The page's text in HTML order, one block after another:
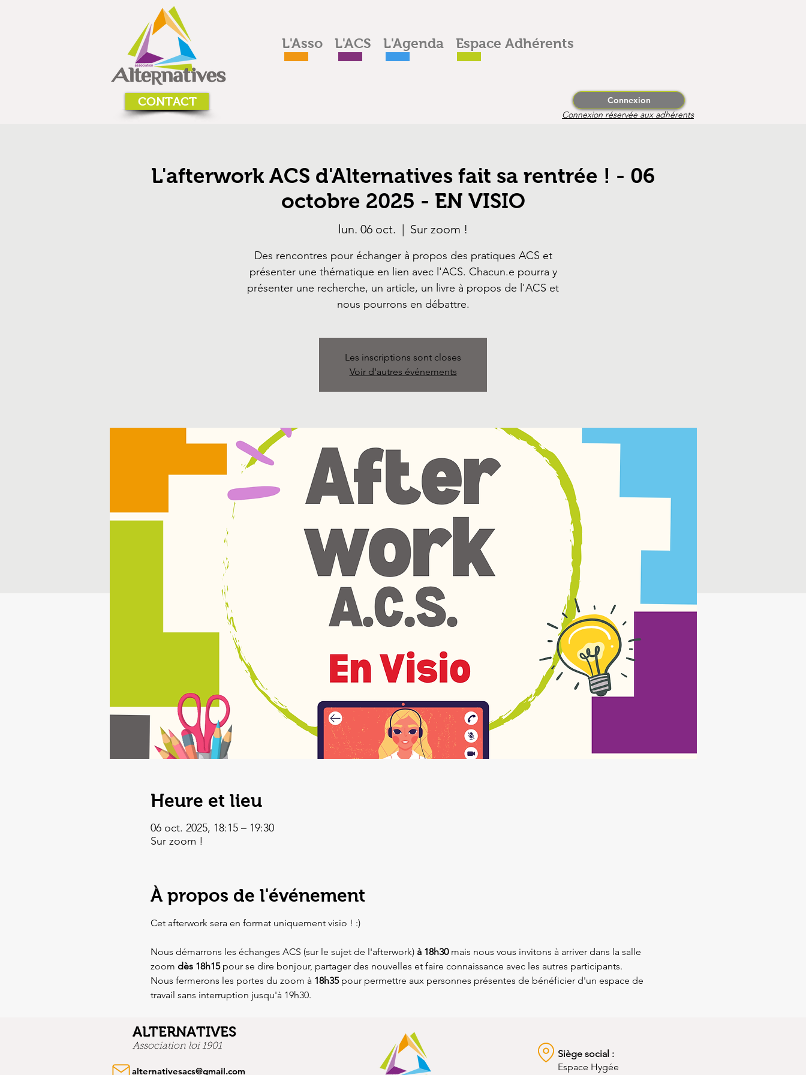
CONTACT
L'Asso L'ACS L'Agenda Espace Adhérents
Connexion
Connexion réservée aux adhérents
L'afterwork ACS d'Alternatives fait sa rentrée ! - 06
octobre 2025 - EN VISIO
lun. 06 oct.
  |
Sur zoom !
Des rencontres pour échanger à propos des pratiques ACS et
présenter une thématique en lien avec l'ACS. Chacun.e pourra y
présenter une recherche, un article, un livre à propos de l'ACS et
nous pourrons en débattre.
Les inscriptions sont closes
Voir d'autres événements
Heure et lieu
06 oct. 2025, 18:15 – 19:30
Sur zoom !
À propos de l'événement
Cet afterwork sera en format uniquement visio ! :)
Nous démarrons les échanges ACS (sur le sujet de l'afterwork) à 18h30 mais nous vous invitons à arriver dans la salle
zoom dès 18h15 pour se dire bonjour, partager des nouvelles et faire connaissance avec les autres participants.
Nous fermerons les portes du zoom à 18h35 pour permettre aux personnes présentes de bénéficier d'un espace de
travail sans interruption jusqu'à 19h30.
ALTERNATIVES
Association loi 1901
alternativesacs@gmail.com
Siège social :
Espace Hygée